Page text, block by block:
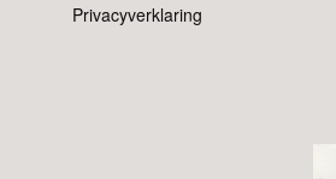
Privacyverklaring